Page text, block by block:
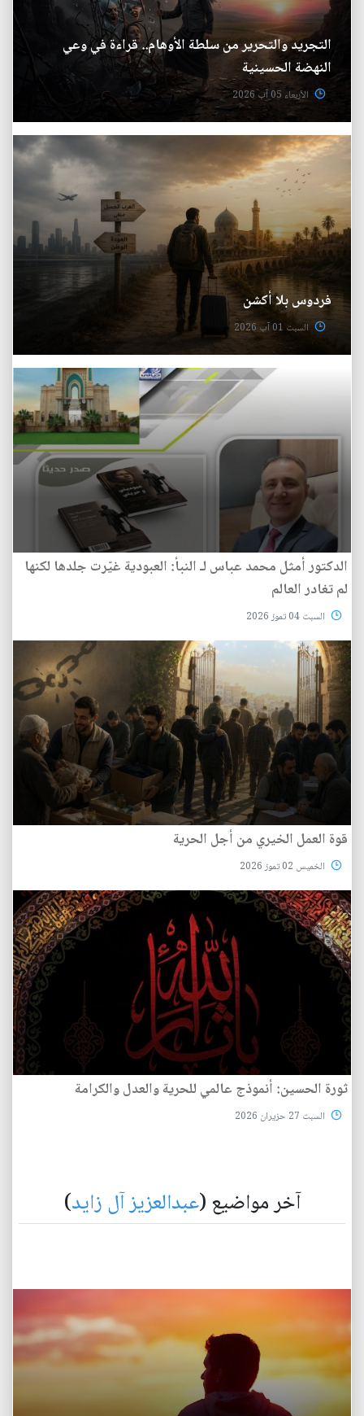
التجريد والتحرير من سلطة الأوهام.. قراءة في وعي
النهضة الحسينية
الأربعاء 05 آب 2026
فردوس بلا أكشن
السبت 01 آب 2026
الدكتور أمثل محمد عباس لـ النبأ: العبودية غيّرت جلدها لكنها
لم تغادر العالم
السبت 04 تموز 2026
قوة العمل الخيري من أجل الحرية
الخميس 02 تموز 2026
ثورة الحسين: أنموذج عالمي للحرية والعدل والكرامة
السبت 27 حزيران 2026
آخر مواضيع (عبدالعزيز آل زايد)